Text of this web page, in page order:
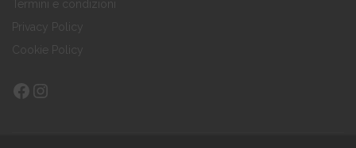
Termini e condizioni
Privacy Policy
Cookie Policy
Facebook
Instagram